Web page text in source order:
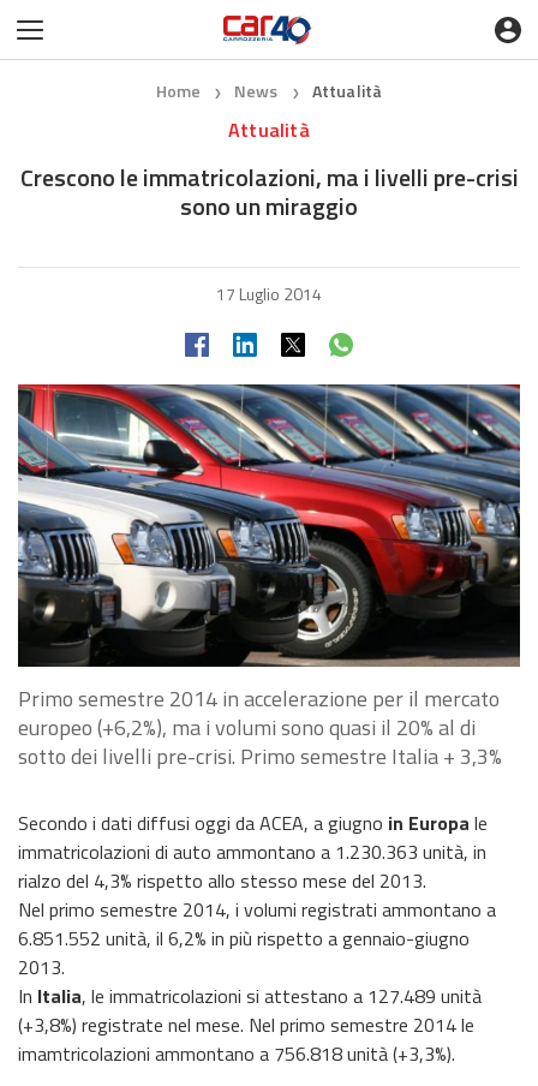
Home ❯ News ❯ Attualità
Attualità
Crescono le immatricolazioni, ma i livelli pre-crisi
sono un miraggio
17 Luglio 2014
Primo semestre 2014 in accelerazione per il mercato
europeo (+6,2%), ma i volumi sono quasi il 20% al di
sotto dei livelli pre-crisi. Primo semestre Italia + 3,3%
Secondo i dati diffusi oggi da ACEA, a giugno in Europa le
immatricolazioni di auto ammontano a 1.230.363 unità, in
rialzo del 4,3% rispetto allo stesso mese del 2013.
Nel primo semestre 2014, i volumi registrati ammontano a
6.851.552 unità, il 6,2% in più rispetto a gennaio-giugno
2013.
In Italia, le immatricolazioni si attestano a 127.489 unità
(+3,8%) registrate nel mese. Nel primo semestre 2014 le
imamtricolazioni ammontano a 756.818 unità (+3,3%).